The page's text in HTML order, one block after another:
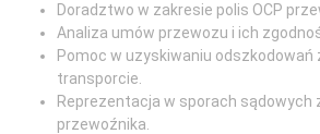
Doradztwo w zakresie polis OCP
Analiza umów przewozu i ich
Pomoc w uzyskiwaniu odszkodowań
transporcie.
Reprezentacja w sporach sądowych
przewoźnika.